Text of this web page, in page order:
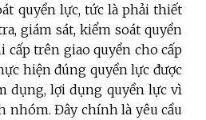
quyền lực, tức là phải thiết
giám sát, kiểm soát quyền
cấp trên giao quyền cho cấp
hiện đúng quyền lực được
dụng, lợi dụng quyền lực vì
nhóm. Đây chính là yêu cầu